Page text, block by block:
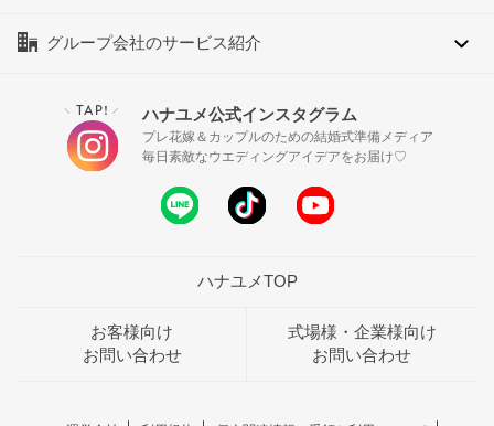
グループ会社のサービス紹介
＼ TAP! ／ ハナユメ公式インスタグラム
プレ花嫁＆カップルのための結婚式準備メディア
毎日素敵なウエディングアイデアをお届け♡
ハナユメTOP
お客様向け
お問い合わせ
式場様・企業様向け
お問い合わせ